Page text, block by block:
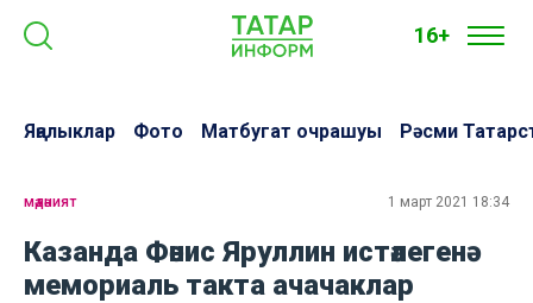
16+
Яңалыклар Фото Матбугат очрашуы Рәсми
мәдәният 1 март 2021 18:34
Казанда Фәнис Яруллин истәлегенә
мемориаль такта ачачаклар